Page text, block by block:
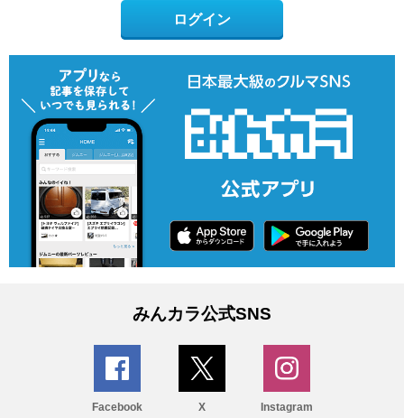
ログイン
みんカラ公式SNS
Facebook X Instagram